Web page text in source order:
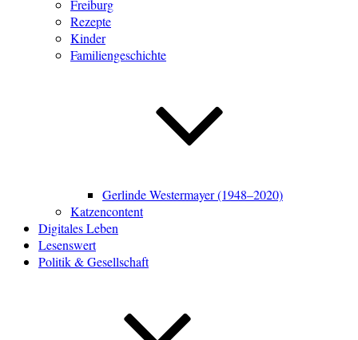
Freiburg
Rezepte
Kinder
Familiengeschichte
Gerlinde Westermayer (1948–2020)
Katzencontent
Digitales Leben
Lesenswert
Politik & Gesellschaft